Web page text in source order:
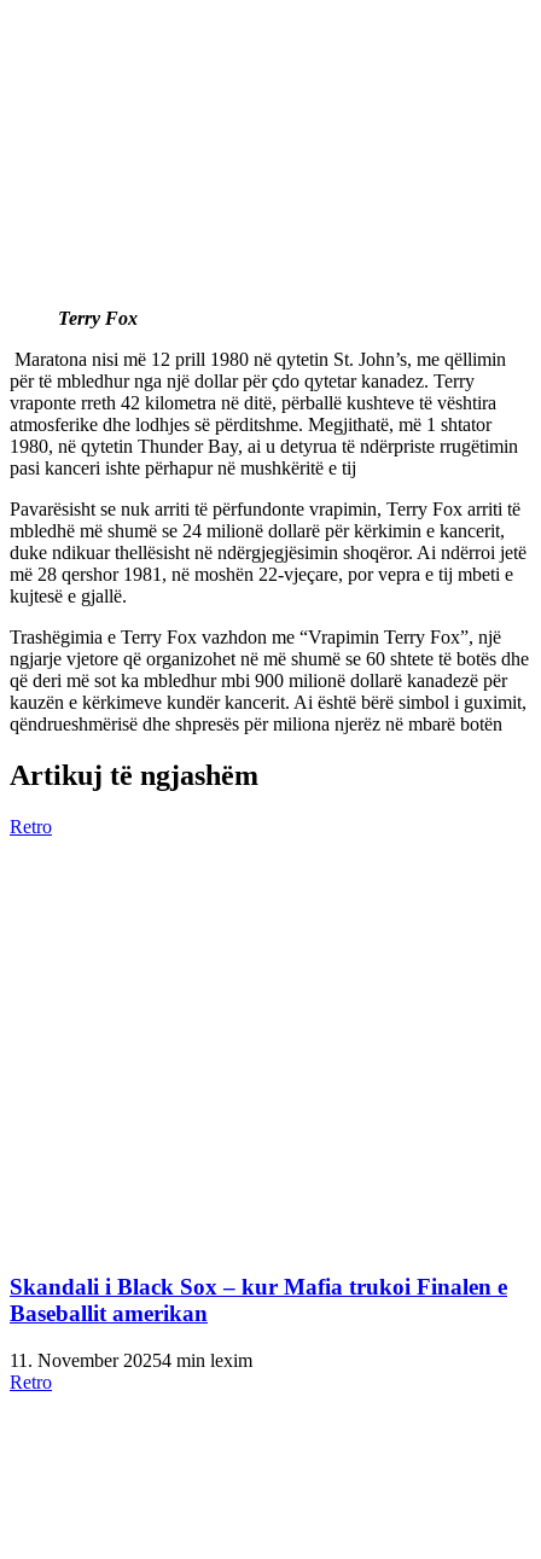
Terry Fox
Maratona nisi më 12 prill 1980 në qytetin St. John’s, me qëllimin
për të mbledhur nga një dollar për çdo qytetar kanadez. Terry
vraponte rreth 42 kilometra në ditë, përballë kushteve të vështira
atmosferike dhe lodhjes së përditshme. Megjithatë, më 1 shtator
1980, në qytetin Thunder Bay, ai u detyrua të ndërpriste rrugëtimin
pasi kanceri ishte përhapur në mushkëritë e tij
Pavarësisht se nuk arriti të përfundonte vrapimin, Terry Fox arriti të
mbledhë më shumë se 24 milionë dollarë për kërkimin e kancerit,
duke ndikuar thellësisht në ndërgjegjësimin shoqëror. Ai ndërroi jetë
më 28 qershor 1981, në moshën 22-vjeçare, por vepra e tij mbeti e
kujtesë e gjallë.
Trashëgimia e Terry Fox vazhdon me “Vrapimin Terry Fox”, një
ngjarje vjetore që organizohet në më shumë se 60 shtete të botës dhe
që deri më sot ka mbledhur mbi 900 milionë dollarë kanadezë për
kauzën e kërkimeve kundër kancerit. Ai është bërë simbol i guximit,
qëndrueshmërisë dhe shpresës për miliona njerëz në mbarë botën
Artikuj të ngjashëm
Retro
Skandali i Black Sox – kur Mafia trukoi Finalen e
Baseballit amerikan
11. November 20254 min lexim
Retro